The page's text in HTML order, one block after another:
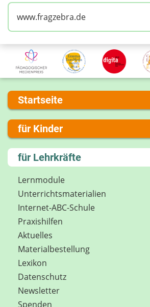
www.fragzebra.de
Startseite
Über uns
Presse
Kontakt
Impressum
Internet-ABC Sitemap
Barrierefreiheit
Länderprojekte
für Kinder
Lernen und Schule
Hobby und Freizeit
Spiel und Spaß
Mitreden und Mitmachen
Lexikon
Datenschutz
Newsletter
für Lehrkräfte
Lernmodule
Unterrichts­materialien
Internet-ABC-Schule
Praxishilfen
Aktuelles
Materialbestellung
Lexikon
Datenschutz
Newsletter
Spenden